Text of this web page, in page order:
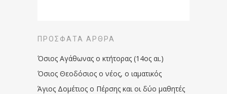
ΠΡΌΣΦΑΤΑ ΆΡΘΡΑ
Όσιος Αγάθωνας ο κτήτορας (14ος αι.)
Όσιος Θεοδόσιος ο νέος, ο ιαματικός
Άγιος Δομέτιος ο Πέρσης και οι δύο μαθητές